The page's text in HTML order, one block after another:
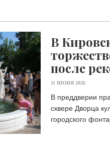
В
после
11 ИЮНЯ 2026
В преддверии
сквере Дворца
городского